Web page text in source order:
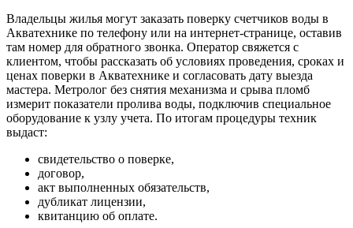
Владельцы жилья могут заказать поверку счетчиков воды в
Акватехнике по телефону или на интернет-странице, оставив
там номер для обратного звонка. Оператор свяжется с
клиентом, чтобы рассказать об условиях проведения, сроках и
ценах поверки в Акватехнике и согласовать дату выезда
мастера. Метролог без снятия механизма и срыва пломб
измерит показатели пролива воды, подключив специальное
оборудование к узлу учета. По итогам процедуры техник
выдаст:
свидетельство о поверке,
договор,
акт выполненных обязательств,
дубликат лицензии,
квитанцию об оплате.